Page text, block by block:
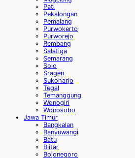
Pati
Pekalongan
Pemalang
Purwokerto
Purworejo
Rembang
Salatiga
Semarang
Solo
Sragen
Sukoharjo
Tegal
Temanggung
Wonogiri
Wonosobo
Jawa Timur
Bangkalan
Banyuwangi
Batu
Blitar
Bojonegoro